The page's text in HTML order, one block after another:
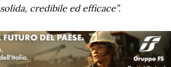
credibile ed efficace”.